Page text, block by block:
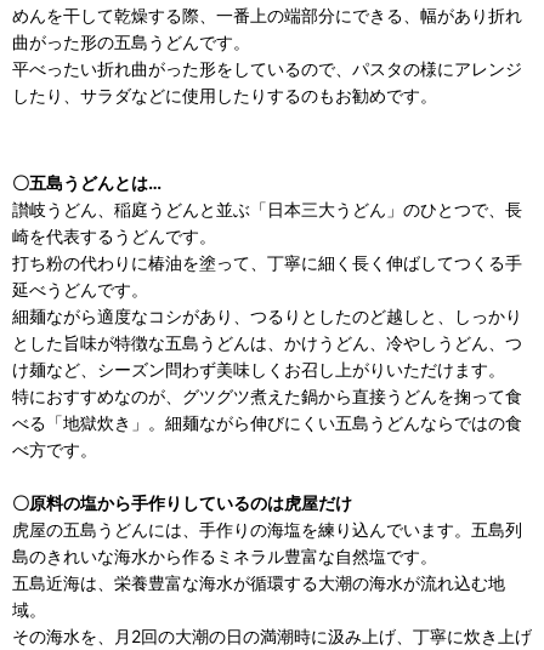
めんを干して乾燥する際、一番上の端部分にできる、幅があり折れ
曲がった形の五島うどんです。
平べったい折れ曲がった形をしているので、パスタの様にアレンジ
したり、サラダなどに使用したりするのもお勧めです。
〇五島うどんとは…
讃岐うどん、稲庭うどんと並ぶ「日本三大うどん」のひとつで、長
崎を代表するうどんです。
打ち粉の代わりに椿油を塗って、丁寧に細く長く伸ばしてつくる手
延べうどんです。
細麺ながら適度なコシがあり、つるりとしたのど越しと、しっかり
とした旨味が特徴な五島うどんは、かけうどん、冷やしうどん、つ
け麺など、シーズン問わず美味しくお召し上がりいただけます。
特におすすめなのが、グツグツ煮えた鍋から直接うどんを掬って食
べる「地獄炊き」。細麺ながら伸びにくい五島うどんならではの食
べ方です。
〇原料の塩から手作りしているのは虎屋だけ
虎屋の五島うどんには、手作りの海塩を練り込んでいます。五島列
島のきれいな海水から作るミネラル豊富な自然塩です。
五島近海は、栄養豊富な海水が循環する大潮の海水が流れ込む地
域。
その海水を、月2回の大潮の日の満潮時に汲み上げ、丁寧に炊き上げ